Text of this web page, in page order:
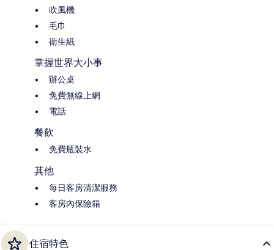
吹風機
毛巾
衛生紙
掌握世界大小事
辦公桌
免費無線上網
電話
餐飲
免費瓶裝水
其他
每日客房清潔服務
客房內保險箱
住宿特色